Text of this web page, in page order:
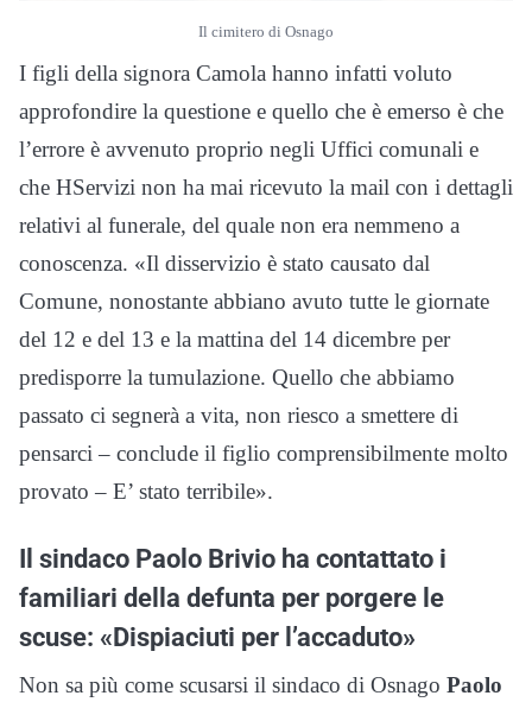
Il cimitero di Osnago
I figli della signora Camola hanno infatti voluto
approfondire la questione e quello che è emerso è che
l’errore è avvenuto proprio negli Uffici comunali e
che HServizi non ha mai ricevuto la mail con i dettagli
relativi al funerale, del quale non era nemmeno a
conoscenza. «Il disservizio è stato causato dal
Comune, nonostante abbiano avuto tutte le giornate
del 12 e del 13 e la mattina del 14 dicembre per
predisporre la tumulazione. Quello che abbiamo
passato ci segnerà a vita, non riesco a smettere di
pensarci – conclude il figlio comprensibilmente molto
provato – E’ stato terribile».
Il sindaco Paolo Brivio ha contattato i
familiari della defunta per porgere le
scuse: «Dispiaciuti per l’accaduto»
Non sa più come scusarsi il sindaco di Osnago Paolo